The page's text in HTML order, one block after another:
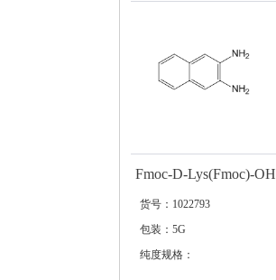
Fmoc-D-Lys(Fmoc)-OH
货号：1022793
包装：5G
纯度规格：